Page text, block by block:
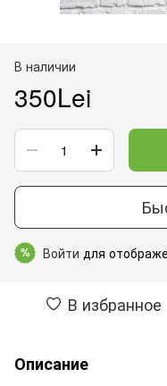
В наличии
350Lei
% Войти для
В избранное
Описание